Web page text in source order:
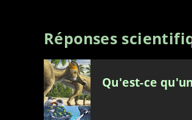
Réponses
Qu'est-ce